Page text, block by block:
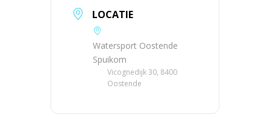
LOCATIE
Watersport Oostende
Spuikom
Vicognedijk 30, 8400
Oostende